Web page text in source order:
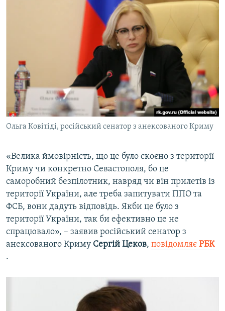
Ольга Ковітіді, російський сенатор з анексованого Криму
«Велика ймовірність, що це було скоєно з території
Криму чи конкретно Севастополя, бо це
саморобний безпілотник, навряд чи він прилетів із
території України, але треба запитувати ППО та
ФСБ, вони дадуть відповідь. Якби це було з
території України, так би ефективно це не
спрацювало», – заявив російський сенатор з
анексованого Криму Сергій Цеков, повідомляє РБК
.